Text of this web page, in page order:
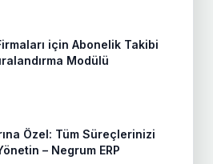
için Abonelik Takibi
Modülü
Özel: Tüm Süreçlerinizi
– Negrum ERP